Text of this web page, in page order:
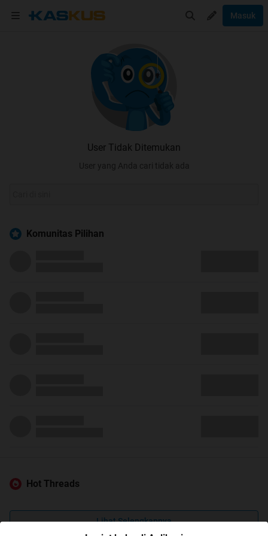
Masuk
User Tidak Ditemukan
User yang Anda cari tidak ada
Komunitas Pilihan
Hot Threads
Lihat Selengkapnya